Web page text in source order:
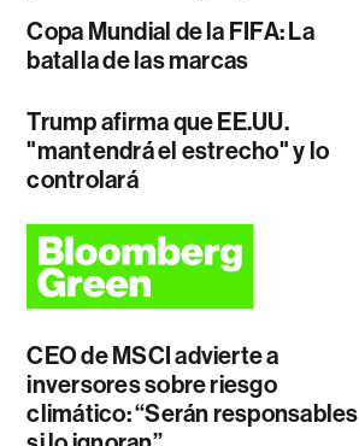
Copa Mundial de la FIFA: La
batalla de las marcas
Trump afirma que EE.UU.
"mantendrá el estrecho" y lo
controlará
CEO de MSCI advierte a
inversores sobre riesgo
climático: “Serán responsables